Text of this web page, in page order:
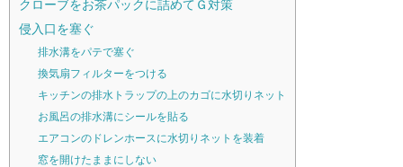
クローブをお茶パックに詰めてＧ対策
侵入口を塞ぐ
排水溝をパテで塞ぐ
換気扇フィルターをつける
キッチンの排水トラップの上のカゴに水切りネット
お風呂の排水溝にシールを貼る
エアコンのドレンホースに水切りネットを装着
窓を開けたままにしない